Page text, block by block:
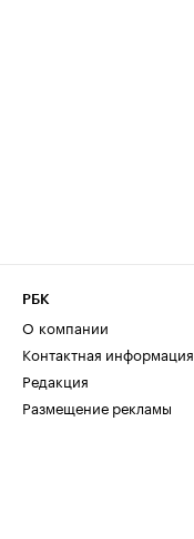
РБК
О компании
Контактная информация
Редакция
Размещение рекламы